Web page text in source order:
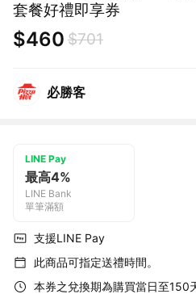
套餐好禮即享券
$460 $701
必勝客
LINE Pay
最高4%
LINE Bank
單筆滿額
支援LINE Pay
此商品可指定送禮時間。
本券之兌換期為購買當日至150